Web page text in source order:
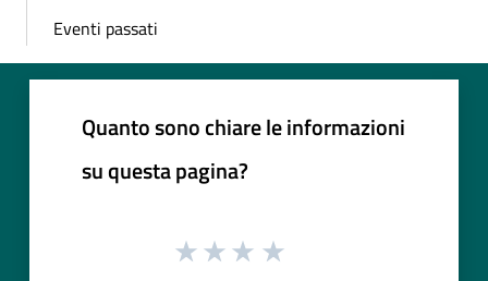
Eventi passati
Quanto sono chiare le informazioni
su questa pagina?